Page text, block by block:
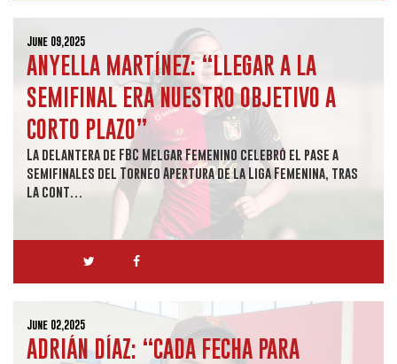
June 09,2025
ANYELLA MARTÍNEZ: “LLEGAR A LA
SEMIFINAL ERA NUESTRO OBJETIVO A
CORTO PLAZO”
La delantera de FBC Melgar Femenino celebró el pase a
semifinales del Torneo Apertura de la Liga Femenina, tras
la cont…
June 02,2025
ADRIÁN DÍAZ: “CADA FECHA PARA